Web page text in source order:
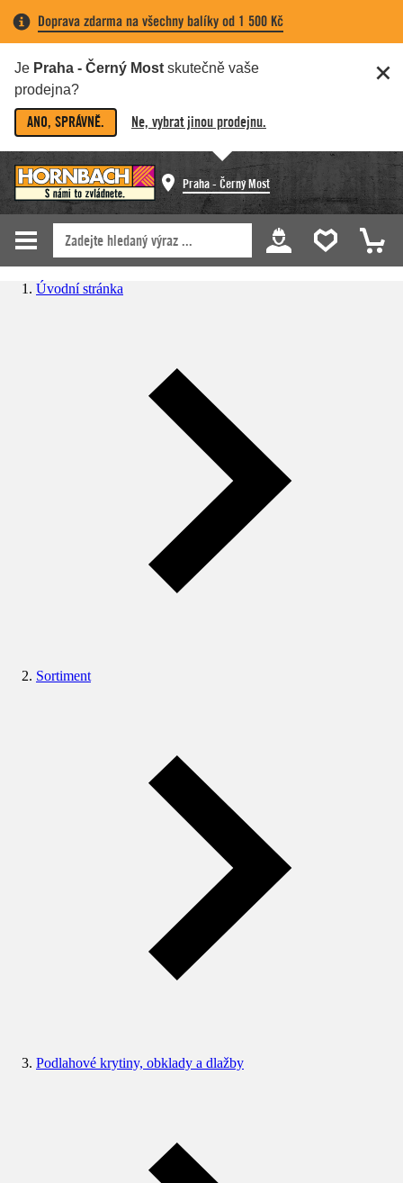
Doprava zdarma na všechny balíky od 1 500 Kč
Je Praha - Černý Most skutečně vaše
prodejna?
ANO, SPRÁVNĚ. Ne, vybrat jinou prodejnu.
Praha - Černý Most
Úvodní stránka
Sortiment
Podlahové krytiny, obklady a dlažby